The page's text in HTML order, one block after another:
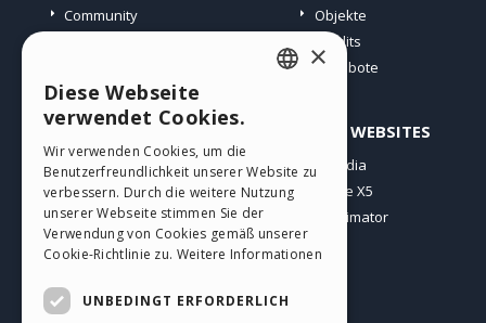
Community
Objekte
Credits
Angebote
PROFIL
Meine Beiträge
Meine Lizenz
Download
Webhosting
ANDERE WEBSITES
Incomedia
WebSite X5
WebAnimator
GERMAN
SPANISH
PORTUGUESE
×
Diese Webseite
verwendet Cookies.
Wir verwenden Cookies, um die
Benutzerfreundlichkeit unserer Website zu
verbessern. Durch die weitere Nutzung
unserer Webseite stimmen Sie der
Verwendung von Cookies gemäß unserer
Cookie-Richtlinie zu. Weitere Informationen
UNBEDINGT ERFORDERLICH